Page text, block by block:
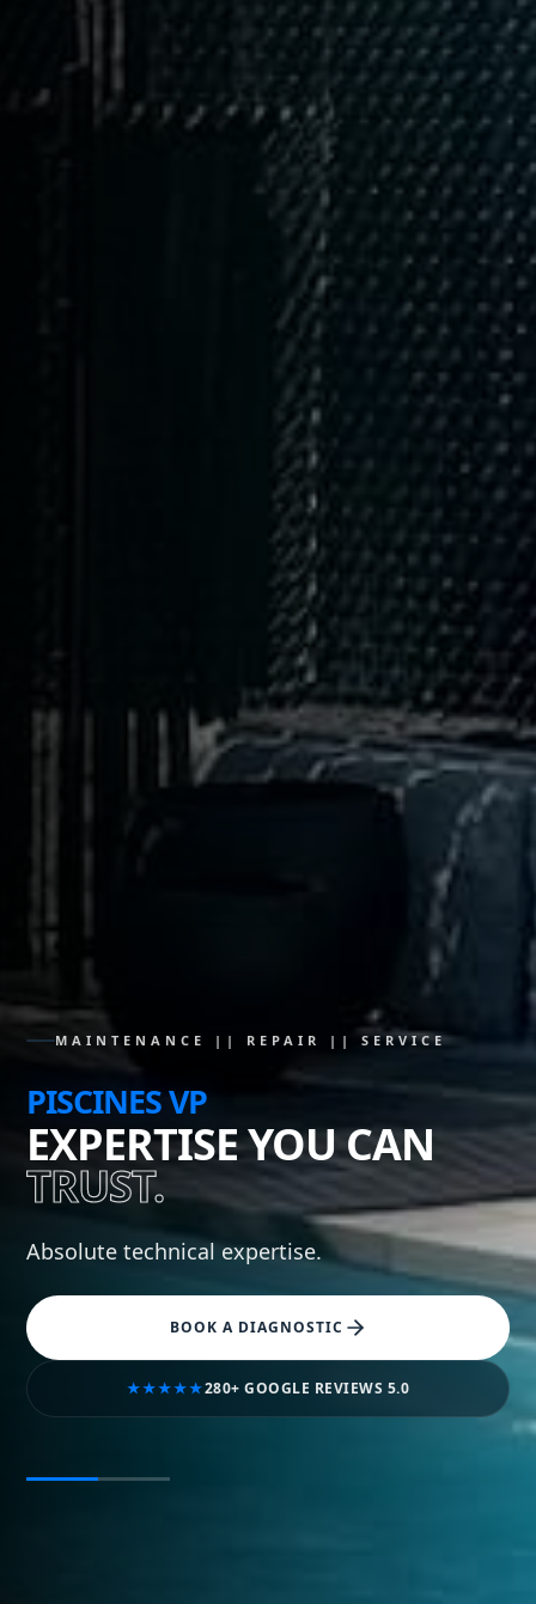
MAINTENANCE || REPAIR || SERVICE
PISCINES VP
EXPERTISE YOU CAN
TRUST.
Absolute technical expertise.
BOOK A DIAGNOSTIC
★★★★★280+ GOOGLE REVIEWS 5.0